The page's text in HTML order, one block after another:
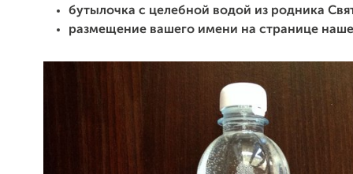
бутылочка с целебной водой из родника
размещение вашего имени на странице